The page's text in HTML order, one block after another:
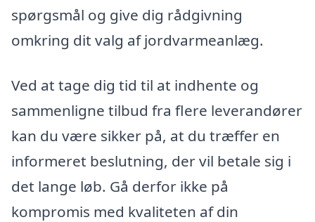
spørgsmål og give dig rådgivning
omkring dit valg af jordvarmeanlæg.
Ved at tage dig tid til at indhente og
sammenligne tilbud fra flere leverandører
kan du være sikker på, at du træffer en
informeret beslutning, der vil betale sig i
det lange løb. Gå derfor ikke på
kompromis med kvaliteten af din